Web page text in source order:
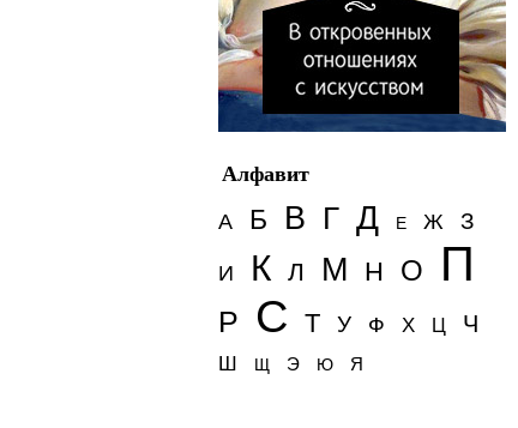
Алфавит
А
Б В Г Д Е Ж З
И К Л М Н О П
Р С Т У Ф Х Ц Ч
Ш Щ Э Ю Я